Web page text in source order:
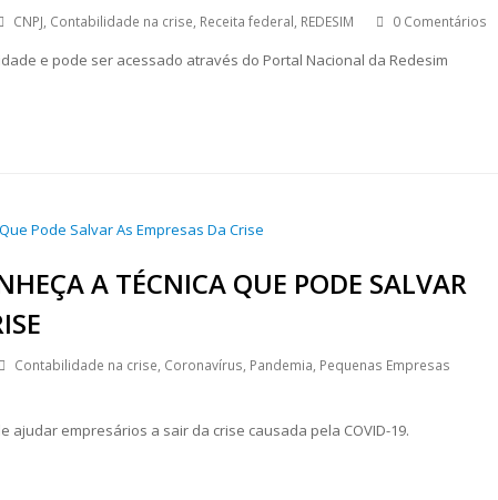
CNPJ, Contabilidade na crise, Receita federal, REDESIM 0 Comentários
e pode ser acessado através do Portal Nacional da Redesim
A TÉCNICA QUE PODE SALVAR
Contabilidade na crise, Coronavírus, Pandemia, Pequenas Empresas
ajudar empresários a sair da crise causada pela COVID-19.